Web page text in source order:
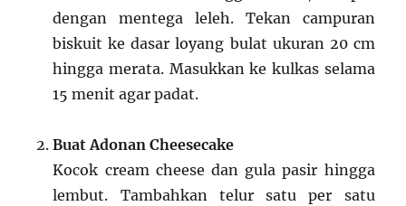
dengan mentega leleh. Tekan campuran
biskuit ke dasar loyang bulat ukuran 20 cm
hingga merata. Masukkan ke kulkas selama
15 menit agar padat.
Buat Adonan Cheesecake
Kocok cream cheese dan gula pasir hingga
lembut. Tambahkan telur satu per satu